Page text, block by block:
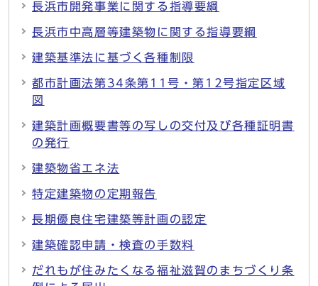
長浜市開発事業に関する指導要綱
長浜市中高層等建築物に関する指導要綱
建築基準法に基づく各種制限
都市計画法第34条第11号・第12号指定区域
図
建築計画概要書等の写しの交付及び各種証明書
の発行
建築物省エネ法
特定建築物の定期報告
長期優良住宅建築等計画の認定
建築確認申請・検査の手数料
だれもが住みたくなる福祉滋賀のまちづくり条